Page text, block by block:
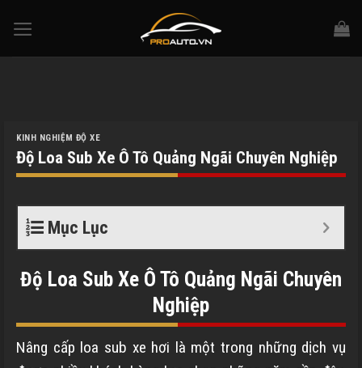
KINH NGHIỆM ĐỘ XE
Độ Loa Sub Xe Ô Tô Quảng Ngãi Chuyên Nghiệp
Mục Lục
Độ Loa Sub Xe Ô Tô Quảng Ngãi Chuyên
Nghiệp
Nâng cấp loa sub xe hơi là một trong những dịch vụ